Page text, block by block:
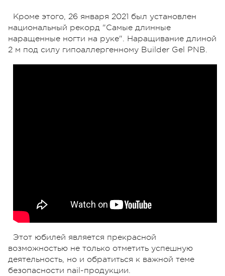
Кроме этого, 26 января 2021 был установлен
национальный рекорд "Самые длинные
наращенные ногти на руке". Наращивание длиной
2 м под силу гипоаллергенному Builder Gel PNB.
Этот юбилей является прекрасной
возможностью не только отметить успешную
деятельность, но и обратиться к важной теме
безопасности nail-продукции.